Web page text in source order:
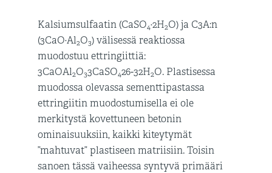
Kalsiumsulfaatin (CaSO4·2H2O) ja C3A:n
(3CaO·Al2O3) välisessä reaktiossa
muodostuu ettringiittiä:
3CaOAl2O33CaSO426-32H2O. Plastisessa
muodossa olevassa sementtipastassa
ettringiitin muodostumisella ei ole
merkitystä kovettuneen betonin
ominaisuuksiin, kaikki kiteytymät
”mahtuvat” plastiseen matriisiin. Toisin
sanoen tässä vaiheessa syntyvä primääri